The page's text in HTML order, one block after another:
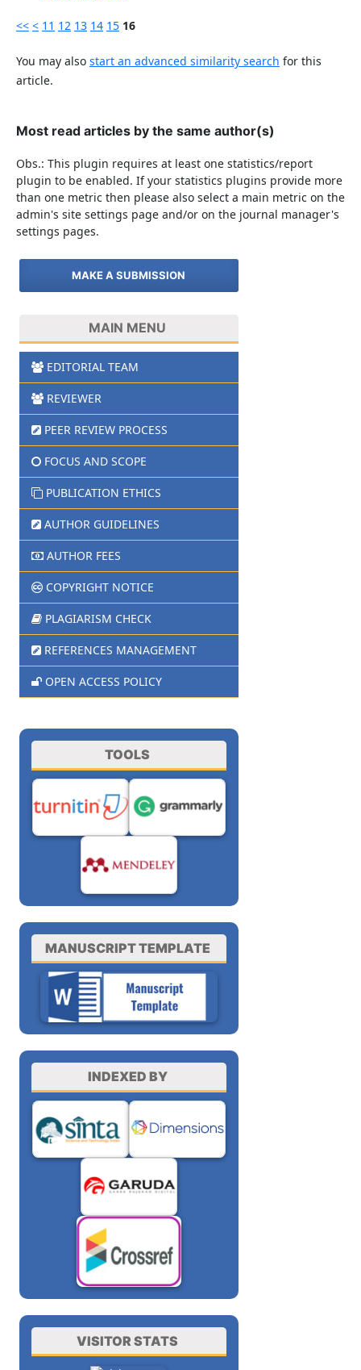
<< < 11 12 13 14 15 16
You may also start an advanced similarity search for this
article.
Most read articles by the same author(s)
Obs.: This plugin requires at least one statistics/report
plugin to be enabled. If your statistics plugins provide more
than one metric then please also select a main metric on the
admin's site settings page and/or on the journal manager's
settings pages.
MAKE A SUBMISSION
MAIN MENU
EDITORIAL TEAM
REVIEWER
PEER REVIEW PROCESS
FOCUS AND SCOPE
PUBLICATION ETHICS
AUTHOR GUIDELINES
AUTHOR FEES
COPYRIGHT NOTICE
PLAGIARISM CHECK
REFERENCES MANAGEMENT
OPEN ACCESS POLICY
TOOLS
MANUSCRIPT TEMPLATE
INDEXED BY
VISITOR STATS